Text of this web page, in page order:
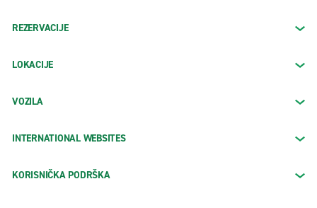
REZERVACIJE
LOKACIJE
VOZILA
INTERNATIONAL WEBSITES
KORISNIČKA PODRŠKA